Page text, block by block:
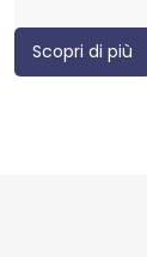
Scopri di più